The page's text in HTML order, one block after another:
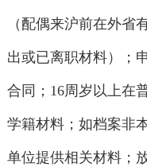
（配偶来沪前在外省
出或已离职材料）；
合同；16周岁以上在
学籍材料；如档案非
单位提供相关材料；